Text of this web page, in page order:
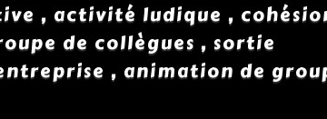
, activité ludique ,
de collègues , sortie
, animation de